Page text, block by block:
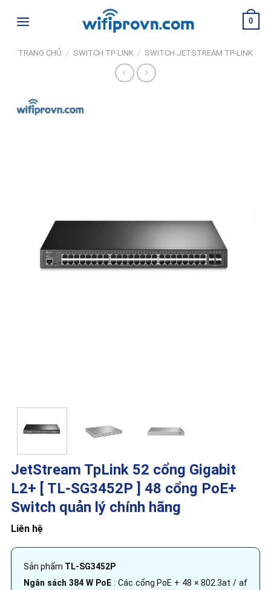
0
TRANG CHỦ / SWITCH TP-LINK / SWITCH JETSTREAM TP-LINK
JetStream TpLink 52 cổng Gigabit
L2+ [ TL-SG3452P ] 48 cổng PoE+
Switch quản lý chính hãng
Liên hệ
Sản phẩm TL-SG3452P
Ngân sách 384 W PoE: Các cổng PoE + 48 × 802.3at / af